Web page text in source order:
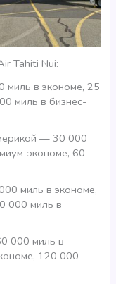
Tahiti Nui:
миль в экономе, 25
миль в бизнес-
— 30 000
экономе, 60
миль в экономе,
000 миль в
000 миль в
120 000